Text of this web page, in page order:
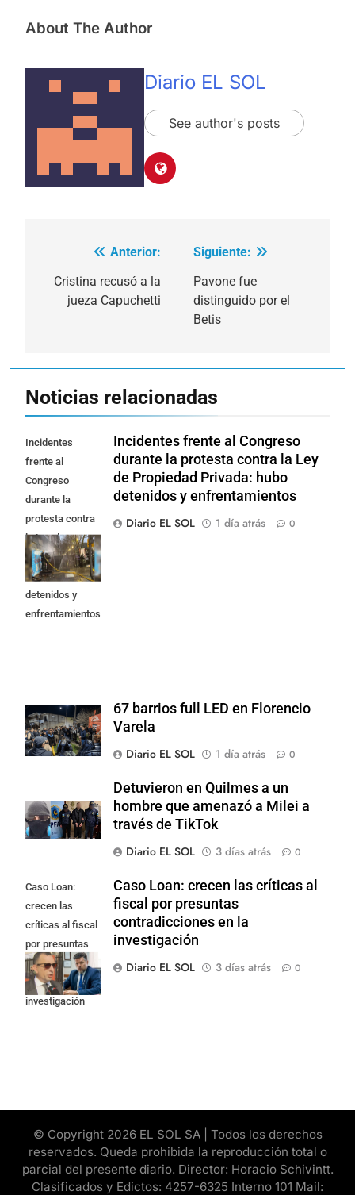
About The Author
Diario EL SOL
See author's posts
Navegación
de
entradas
Anterior:
Cristina recusó a la
jueza Capuchetti
Siguiente:
Pavone fue
distinguido por el
Betis
Noticias relacionadas
Incidentes
frente al
Congreso
durante la
protesta contra
la Ley de
Propiedad
Privada: hubo
detenidos y
enfrentamientos
Incidentes frente al Congreso
durante la protesta contra la Ley
de Propiedad Privada: hubo
detenidos y enfrentamientos
Diario EL SOL
1 día atrás 0
67 barrios full LED en Florencio
Varela
Diario EL SOL
1 día atrás 0
Detuvieron en Quilmes a un
hombre que amenazó a Milei a
través de TikTok
Diario EL SOL
3 días atrás 0
Caso Loan:
crecen las
críticas al fiscal
por presuntas
contradicciones
en la
investigación
Caso Loan: crecen las críticas al
fiscal por presuntas
contradicciones en la
investigación
Diario EL SOL
3 días atrás 0
© Copyright 2026 EL SOL SA | Todos los derechos
reservados. Queda prohibida la reproducción total o
parcial del presente diario. Director: Horacio Schivintt.
Clasificados y Edictos: 4257-6325 Interno 101 Mail: